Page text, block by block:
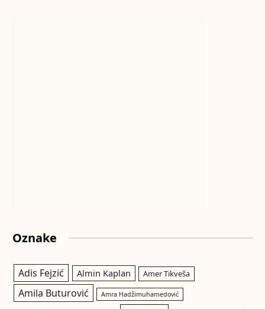
Oznake
Adis Fejzić Almin Kaplan Amer Tikveša
Amila Buturović Amra Hadžimuhamedović